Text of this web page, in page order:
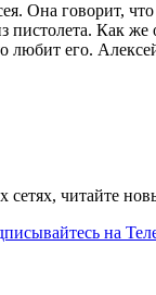
Она говорит,
пистолета. Как
любит его.
читайте